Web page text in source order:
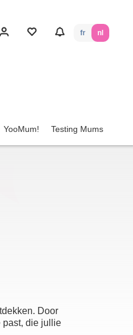
fr nl
YooMum! Testing Mums
Door
past, die jullie